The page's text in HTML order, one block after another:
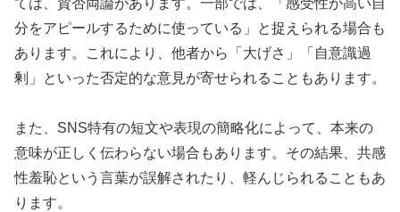
分をアピールするために使っている」と捉えられる場合も
あります。これにより、他者から「大げさ」「自意識過
剰」といった否定的な意見が寄せられることもあります。
また、SNS特有の短文や表現の簡略化によって、本来の
意味が正しく伝わらない場合もあります。その結果、共感
性羞恥という言葉が誤解されたり、軽んじられることもあ
ります。